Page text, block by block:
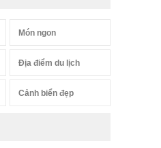
Món ngon
Địa điểm du lịch
Cảnh biển đẹp